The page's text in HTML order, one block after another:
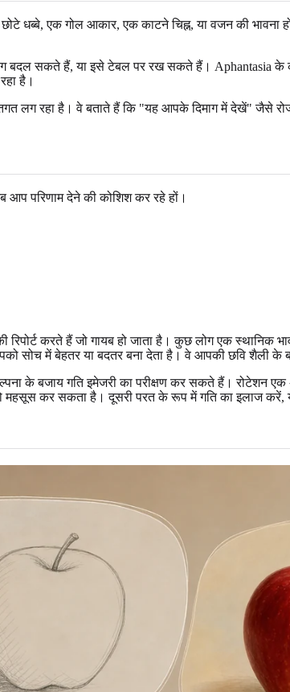
धब्बे, एक गोल आकार, एक काटने चिह्न, या वजन की
सकते हैं, या इसे टेबल पर रख सकते हैं। Aphantasia के
है।
रहा है। वे बताते हैं कि "यह आपके दिमाग में देखें" जैसे
परिणाम देने की कोशिश कर रहे हों।
करते हैं जो गायब हो जाता है। कुछ लोग एक स्थानिक
में बेहतर या बदतर बना देता है। वे आपकी छवि शैली के
के बजाय गति इमेजरी का परीक्षण कर सकते हैं। रोटेशन एक
कर सकता है। दूसरी परत के रूप में गति का इलाज करें,